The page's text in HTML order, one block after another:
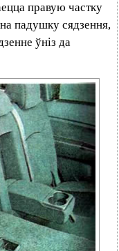
правую частку
падушку сядзення,
ўніз да